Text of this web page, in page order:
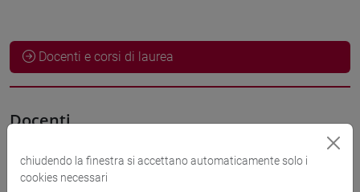
Docenti e corsi di laurea
Docenti
OSTI Susi- 10h Esercitazioni
chiudendo la finestra si accettano automaticamente solo i
cookies necessari